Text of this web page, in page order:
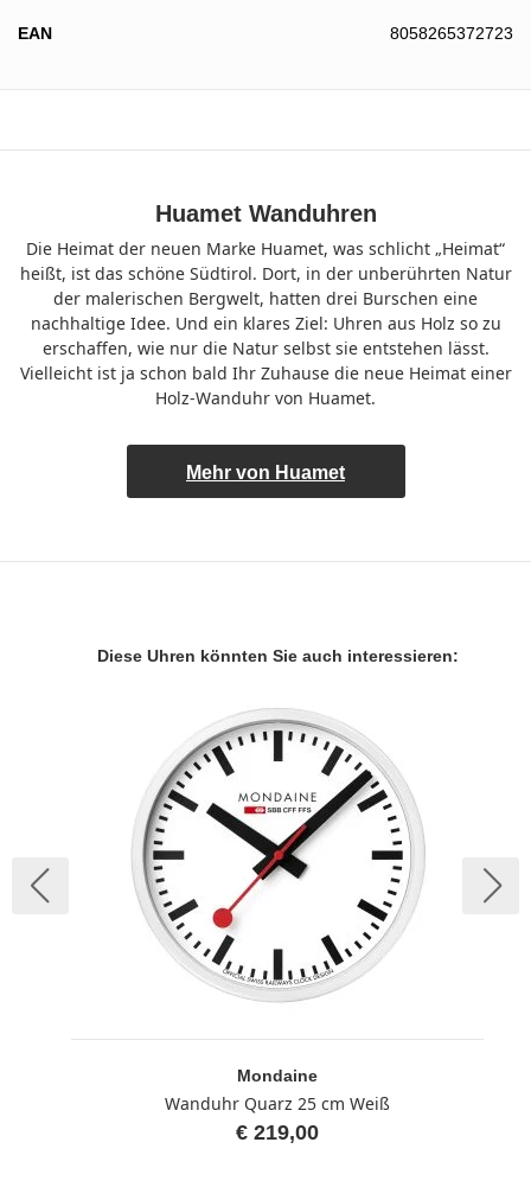
EAN 8058265372723
Huamet Wanduhren
Die Heimat der neuen Marke Huamet, was schlicht „Heimat“
heißt, ist das schöne Südtirol. Dort, in der unberührten Natur
der malerischen Bergwelt, hatten drei Burschen eine
nachhaltige Idee. Und ein klares Ziel: Uhren aus Holz so zu
erschaffen, wie nur die Natur selbst sie entstehen lässt.
Vielleicht ist ja schon bald Ihr Zuhause die neue Heimat einer
Holz-Wanduhr von Huamet.
Mehr von Huamet
Diese Uhren könnten Sie auch interessieren:
Mondaine
Wanduhr Quarz 25 cm Weiß
€ 219,00